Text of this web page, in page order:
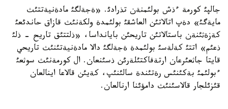
جالپئ كورمة ءذش بولئمنةن تذرادئ. «ةجةلگئ مادةنيةتتئث
مايةگئ» دةپ اتالاتئن العاشقئ بولئمدة ولكةنئث قازاق حاندئعئ
كةزةثئنةن باستالاتئن تاريحئن بايانداسا، «ذلتتئق تاريح - ذلئ
ذعئم» اتتئ كةلةسئ بولئمدة ةجةلگئ دالا مادةنيةتئنئث تاريحي
قايتا جاثعئرعان ارتةفاكتئلةرئن ذسئنعان. ال كورمةنئث سوثعئ
ءبولئمئ بةكئنئس رةتئندة سالئنئپ، كةيئن قالاعا اينالعان
قئزئلجار قالاسئنئث دامؤئنا ارنالعان.